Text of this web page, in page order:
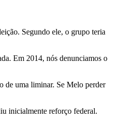
Segundo ele, o grupo teria
Em 2014, nós denunciamos o
de uma liminar. Se Melo perder
inicialmente reforço federal.